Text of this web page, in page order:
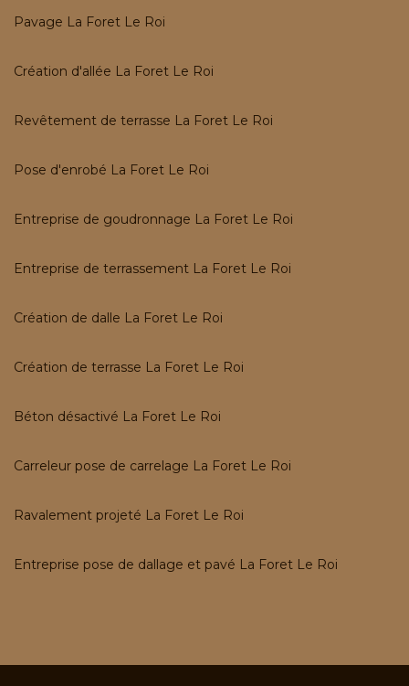
Pavage La Foret Le Roi
Création d'allée La Foret Le Roi
Revêtement de terrasse La Foret Le Roi
Pose d'enrobé La Foret Le Roi
Entreprise de goudronnage La Foret Le Roi
Entreprise de terrassement La Foret Le Roi
Création de dalle La Foret Le Roi
Création de terrasse La Foret Le Roi
Béton désactivé La Foret Le Roi
Carreleur pose de carrelage La Foret Le Roi
Ravalement projeté La Foret Le Roi
Entreprise pose de dallage et pavé La Foret Le Roi